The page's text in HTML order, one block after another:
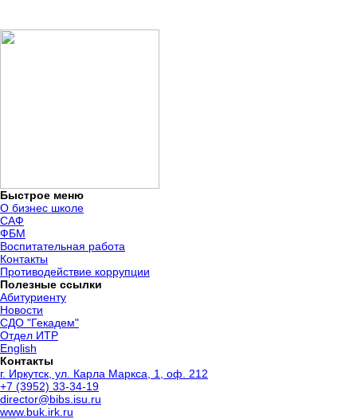
Быстрое меню
О бизнес школе
САФ
ФБМ
Воспитательная работа
Контакты
Противодействие коррупции
Полезные ссылки
Абитуриенту
Новости
СДО "Гекадем"
Отдел ИТР
English
Контакты
г. Иркутск, ул. Карла Маркса, 1, оф. 212
+7 (3952) 33-34-19
director@bibs.isu.ru
www.buk.irk.ru